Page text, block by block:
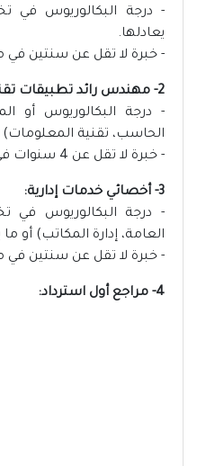
- درجة البكالوريوس في
يعادلها.
- خبرة لا تقل عن سنتين في
2- مهندس رائد تطبيقات تقنية المعلومات:
- درجة البكالوريوس أو
الحاسب، تقنية المعلومات)
- خبرة لا تقل عن 4 سنوات في مجال العمل.
3- أخصائي خدمات إدارية:
- درجة البكالوريوس في
العامة، إدارة المكاتب) أو ما
- خبرة لا تقل عن سنتين في
4- مراجع أول استرداد: